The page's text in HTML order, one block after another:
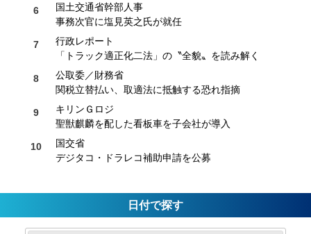
国土交通省幹部人事
事務次官に塩見英之氏が就任
行政レポート
「トラック適正化二法」の〝全貌〟を読み解く
公取委／財務省
関税立替払い、取適法に抵触する恐れ指摘
キリンＧロジ
聖獣麒麟を配した看板車を子会社が導入
国交省
デジタコ・ドラレコ補助申請を公募
日付で探す